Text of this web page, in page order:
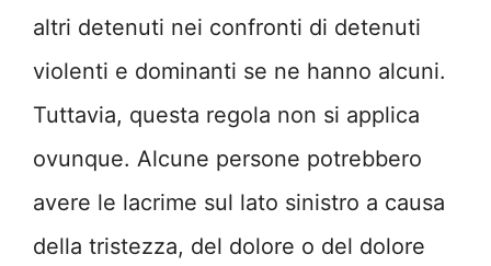
altri detenuti nei confronti di detenuti
violenti e dominanti se ne hanno alcuni.
Tuttavia, questa regola non si applica
ovunque. Alcune persone potrebbero
avere le lacrime sul lato sinistro a causa
della tristezza, del dolore o del dolore